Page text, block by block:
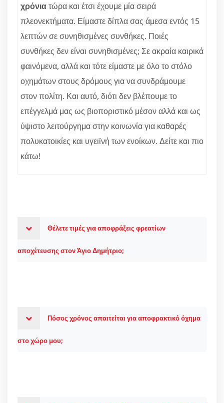
χρόνιατώρα και έτσι έχουμε μία σειρά
πλεονεκτήματα. Είμαστε δίπλα σας άμεσα εντός 15
λεπτών σε συνηθισμένες συνθήκες. Ποιές
συνθήκες δεν είναι συνηθισμένες; Σε ακραία καιρικά
φαινόμενα, αλλά και τότε είμαστε με όλο το στόλο
οχημάτων στους δρόμους για να συνδράμουμε
στον πολίτη. Και αυτό, διότι δεν βλέπουμε το
επέγγελμά μας ως βιοποριστικό μέσον αλλά και ως
ύψιστο λειτούργημα στην κοινωνία για καθαρές
πολυκατοικίες και υγειϊνή των ενοίκων. Δείτε και πιο
κάτω!
Θέλετε τιμές για αποφράξεις φρεατίων
αποχέτευσης στον Άγιο Δημήτριο;
Πόσος χρόνος απαιτείται για αποφρακτικό όχημα
στο χώρο μου;